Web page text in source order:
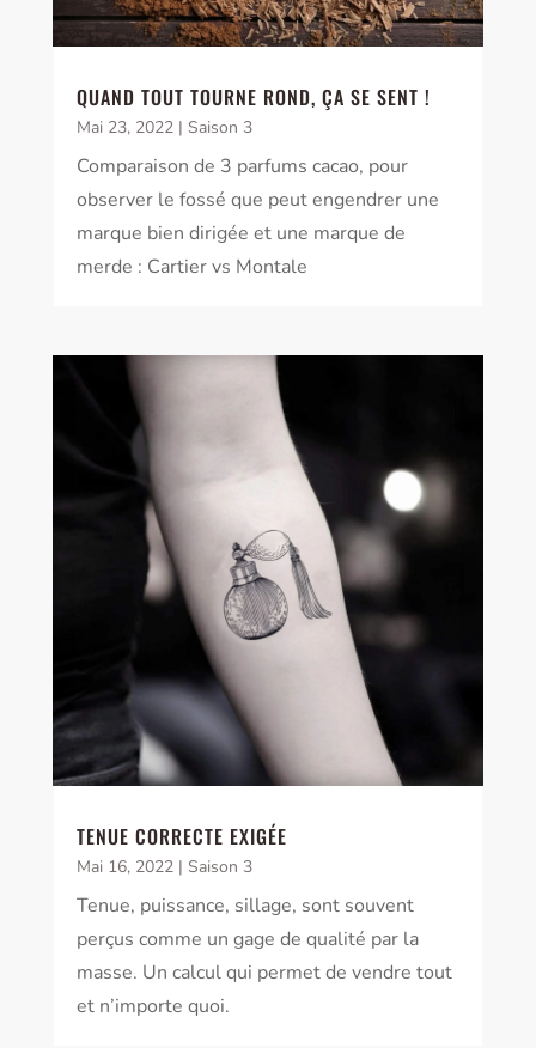
QUAND TOUT TOURNE ROND, ÇA SE SENT !
Mai 23, 2022| Saison 3
Comparaison de 3 parfums cacao, pour
observer le fossé que peut engendrer une
marque bien dirigée et une marque de
merde : Cartier vs Montale
TENUE CORRECTE EXIGÉE
Mai 16, 2022| Saison 3
Tenue, puissance, sillage, sont souvent
perçus comme un gage de qualité par la
masse. Un calcul qui permet de vendre tout
et n’importe quoi.